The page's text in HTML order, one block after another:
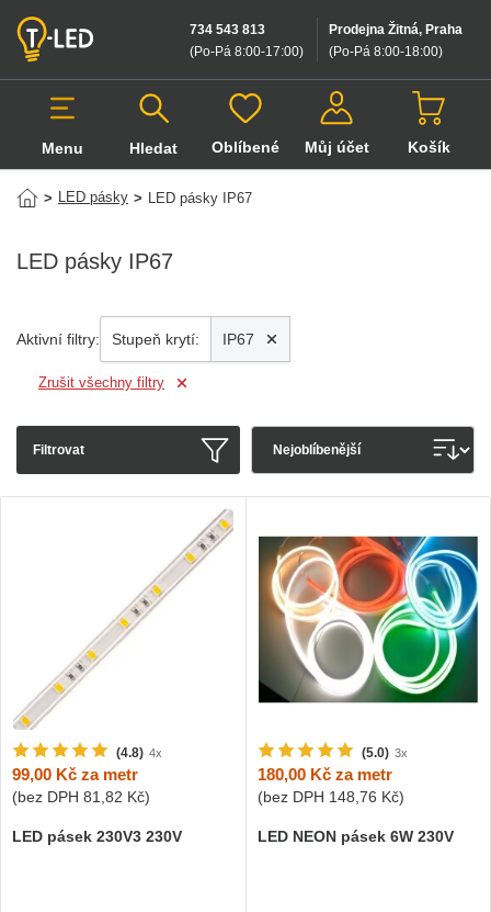
Prodejna Žitná, Praha
(Po-Pá 8:00-18:00)
734 543 813
(Po-Pá 8:00-17:00)
Menu Hledat
Hledat v produktech
Oblíbené Můj účet Košík
> LED pásky > LED pásky IP67
LED pásky IP67
Aktivní filtry: Stupeň krytí: IP67
Zrušit všechny filtry
Filtrovat
(4.8) 4x
99,00 Kč za metr
(bez DPH 81,82 Kč)
LED pásek 230V3 230V
(5.0) 3x
180,00 Kčza metr
(bez DPH 148,76 Kč)
LED NEON pásek 6W 230V